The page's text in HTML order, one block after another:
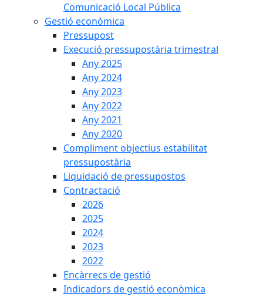
Comunicació Local Pública
Gestió econòmica
Pressupost
Execució pressupostària trimestral
Any 2025
Any 2024
Any 2023
Any 2022
Any 2021
Any 2020
Compliment objectius estabilitat
pressupostària
Liquidació de pressupostos
Contractació
2026
2025
2024
2023
2022
Encàrrecs de gestió
Indicadors de gestió econòmica